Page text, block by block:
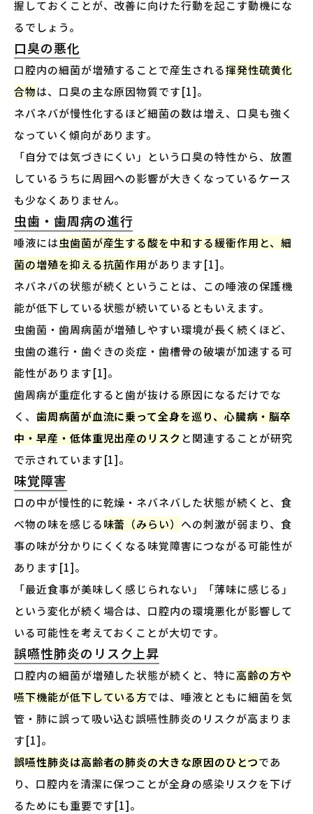
握しておくことが、改善に向けた行動を起こす動機にな
るでしょう。
口臭の悪化
口腔内の細菌が増殖することで産生される揮発性硫黄化
合物は、口臭の主な原因物質です[1]。
ネバネバが慢性化するほど細菌の数は増え、口臭も強く
なっていく傾向があります。
「自分では気づきにくい」という口臭の特性から、放置
しているうちに周囲への影響が大きくなっているケース
も少なくありません。
虫歯・歯周病の進行
唾液には虫歯菌が産生する酸を中和する緩衝作用と、細
菌の増殖を抑える抗菌作用があります[1]。
ネバネバの状態が続くということは、この唾液の保護機
能が低下している状態が続いているともいえます。
虫歯菌・歯周病菌が増殖しやすい環境が長く続くほど、
虫歯の進行・歯ぐきの炎症・歯槽骨の破壊が加速する可
能性があります[1]。
歯周病が重症化すると歯が抜ける原因になるだけでな
く、 歯周病菌が血流に乗って全身を巡り、心臓病・脳卒
中・早産・低体重児出産のリスク と関連することが研究
で示されています[1]。
味覚障害
口の中が慢性的に乾燥・ネバネバした状態が続くと、食
べ物の味を感じる味蕾（みらい） への刺激が弱まり、食
事の味が分かりにくくなる味覚障害につながる可能性が
あります[1]。
「最近食事が美味しく感じられない」「薄味に感じる」
という変化が続く場合は、口腔内の環境悪化が影響して
いる可能性を考えておくことが大切です。
誤嚥性肺炎のリスク上昇
口腔内の細菌が増殖した状態が続くと、特に高齢の方や
嚥下機能が低下している方では、唾液とともに細菌を気
管・肺に誤って吸い込む誤嚥性肺炎のリスクが高まりま
す[1]。
誤嚥性肺炎は高齢者の肺炎の大きな原因のひとつであ
り、口腔内を清潔に保つことが全身の感染リスクを下げ
るためにも重要です[1]。